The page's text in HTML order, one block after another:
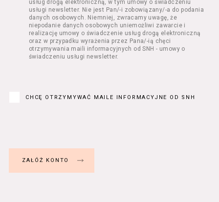
Usługodawcę, z zastrzeżeniem usług, o
których mowa w ust. 2 pkt 4 i 5 poniżej,
których zasady świadczenia w zakresie
nieuregulowanym w Regulaminie precyzują
odrębne regulaminy,
przetwarzania przez Usługodawcę danych
następujące Usługi:
nabycia Biletów i Karnetów oraz
usług drogą elektroniczną, w tym umowy o świadczeniu
usługi newsletter. Nie jest Pan/-i zobowiązany/-a do podania
danych osobowych. Niemniej, zwracamy uwagę, że
niepodanie danych osobowych uniemożliwi zawarcie i
realizację umowy o świadczenie usług drogą elektroniczną
oraz w przypadku wyrażenia przez Pana/-ią chęci
otrzymywania maili informacyjnych od SNH - umowy o
świadczeniu usługi newsletter.
CHCĘ OTRZYMYWAĆ MAILE INFORMACYJNE OD SNH